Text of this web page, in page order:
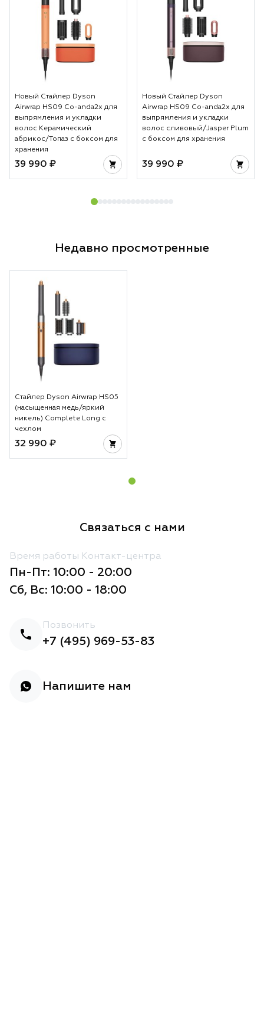
Новый Стайлер Dyson
Airwrap HS09 Co-anda2x для
выпрямления и укладки
волос Керамический
абрикос/Топаз с боксом для
хранения
39 990 ₽
Новый Стайлер Dyson
Airwrap HS09 Co-anda2x для
выпрямления и укладки
волос сливовый/Jasper Plum
с боксом для хранения
39 990 ₽
Недавно просмотренные
Стайлер Dyson Airwrap HS05
(насыщенная медь/яркий
никель) Complete Long с
чехлом
32 990 ₽
Связаться с нами
Время работы Контакт-центра
Пн-Пт: 10:00 - 20:00
Сб, Вс: 10:00 - 18:00
Позвонить
+7 (495) 969-53-83
Напишите нам